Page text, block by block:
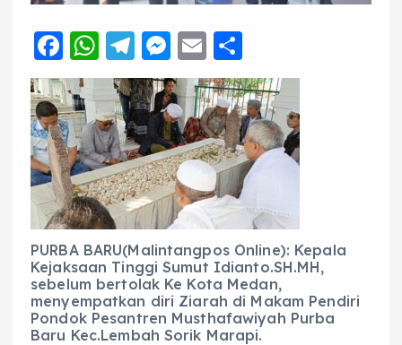
F
a
c
e
b
o
o
k
W
h
a
ts
A
p
p
T
el
e
g
r
a
m
M
e
ss
e
n
g
er
E
m
ai
l
h
a
re
PURBA BARU(Malintangpos Online): Kepala
Kejaksaan Tinggi Sumut Idianto.SH.MH,
sebelum bertolak Ke Kota Medan,
menyempatkan diri Ziarah di Makam Pendiri
Pondok Pesantren Musthafawiyah Purba
Baru Kec.Lembah Sorik Marapi.